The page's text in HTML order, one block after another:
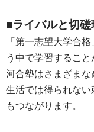
■ライバルと切磋
「第一志望大学合
う中で学習すること
河合塾はさまざま
生活では得られな
もつながります。